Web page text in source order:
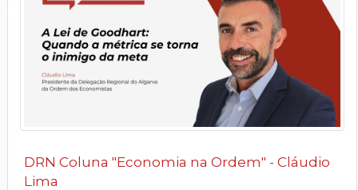
DRN Coluna "Economia na Ordem" - Cláudio
Lima